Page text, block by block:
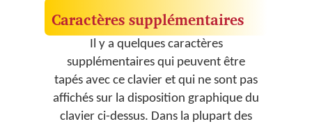
Caractères supplémentaires
Il y a quelques caractères
supplémentaires qui peuvent être
tapés avec ce clavier et qui ne sont pas
affichés sur la disposition graphique du
clavier ci-dessus. Dans la plupart des